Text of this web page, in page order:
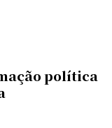
política